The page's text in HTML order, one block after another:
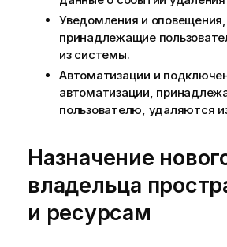
Уведомления и оповещения,
принадлежащие
из системы.
Автоматизации и
автоматизации,
пользователю, удаляются
Назначение
владельца
и ресурсам